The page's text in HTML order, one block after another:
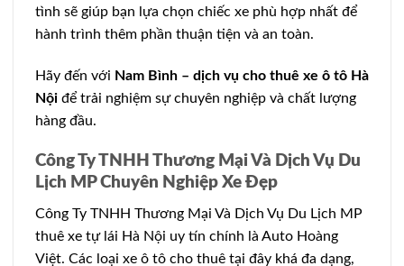
tình sẽ giúp bạn lựa chọn chiếc xe phù hợp nhất để
hành trình thêm phần thuận tiện và an toàn.
Hãy đến với Nam Bình – dịch vụ cho thuê xe ô tô Hà
Nội để trải nghiệm sự chuyên nghiệp và chất lượng
hàng đầu.
Công Ty TNHH Thương Mại Và Dịch Vụ Du
Lịch MP Chuyên Nghiệp Xe Đẹp
Công Ty TNHH Thương Mại Và Dịch Vụ Du Lịch MP
thuê xe tự lái Hà Nội uy tín chính là Auto Hoàng
Việt. Các loại xe ô tô cho thuê tại đây khá đa dạng,